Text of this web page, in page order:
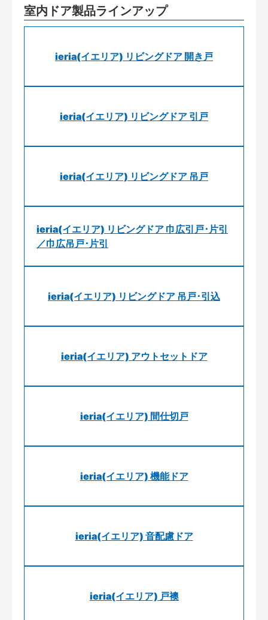
室内ドア製品ラインアップ
ieria(イエリア) リビングドア 開き戸
ieria(イエリア) リビングドア 引戸
ieria(イエリア) リビングドア 吊戸
ieria(イエリア) リビングドア 巾広引戸･片引
／巾広吊戸･片引
ieria(イエリア) リビングドア 吊戸･引込
ieria(イエリア) アウトセットドア
ieria(イエリア) 間仕切戸
ieria(イエリア) 機能ドア
ieria(イエリア) 音配慮ドア
ieria(イエリア) 戸襖